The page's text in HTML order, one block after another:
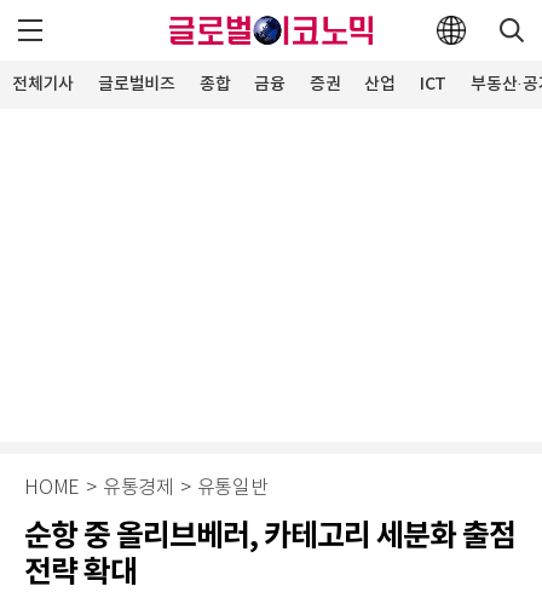
전체기사 글로벌비즈 종합 금융 증권 산업 ICT 부동산·
HOME > 유통경제 > 유통일반
순항 중 올리브베러, 카테고리 세분화 출점
전략 확대